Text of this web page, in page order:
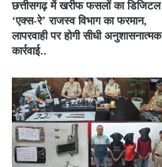
​छत्तीसगढ़ में खरीफ फसलों का डिजिटल
‘एक्स-रे’ राजस्व विभाग का फरमान,
लापरवाही पर होगी सीधी अनुशासनात्मक
कार्रवाई..